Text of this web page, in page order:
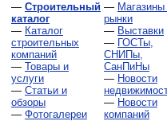
— Строительный
каталог
— Каталог
строительных
компаний
— Товары и
услуги
— Статьи и
обзоры
— Фотогалереи
— Магазины
рынки
— Выставки
— ГОСТы,
СНИПы,
СанПиНы
— Новости
— Новости
компаний